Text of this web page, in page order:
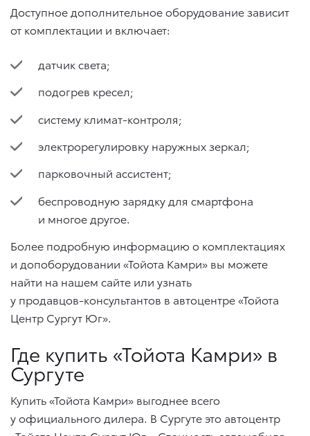
Доступное дополнительное оборудование зависит
от комплектации и включает:
датчик света;
подогрев кресел;
систему климат-контроля;
электрорегулировку наружных зеркал;
парковочный ассистент;
беспроводную зарядку для смартфона
и многое другое.
Более подробную информацию о комплектациях
и допоборудовании «Тойота Камри» вы можете
найти на нашем сайте или узнать
у продавцов-консультантов в автоцентре «Тойота
Центр Сургут Юг».
Где купить «Тойота Камри» в
Сургуте
Купить «Тойота Камри» выгоднее всего
у официального дилера. В Сургуте это автоцентр